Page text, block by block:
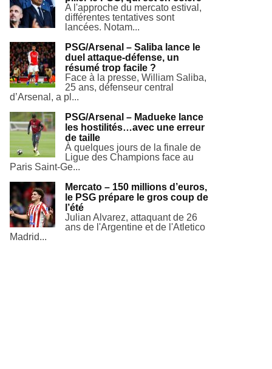
A l'approche du mercato estival,
différentes tentatives sont
lancées. Notam...
PSG/Arsenal – Saliba lance le
duel attaque-défense, un
résumé trop facile ?
Face à la presse, William Saliba,
25 ans, défenseur central
d’Arsenal, a pl...
PSG/Arsenal – Madueke lance
les hostilités…avec une erreur
de taille
À quelques jours de la finale de
Ligue des Champions face au
Paris Saint-Ge...
Mercato – 150 millions d’euros,
le PSG prépare le gros coup de
l’été
Julian Alvarez, attaquant de 26
ans de l'Argentine et de l'Atletico
Madrid...